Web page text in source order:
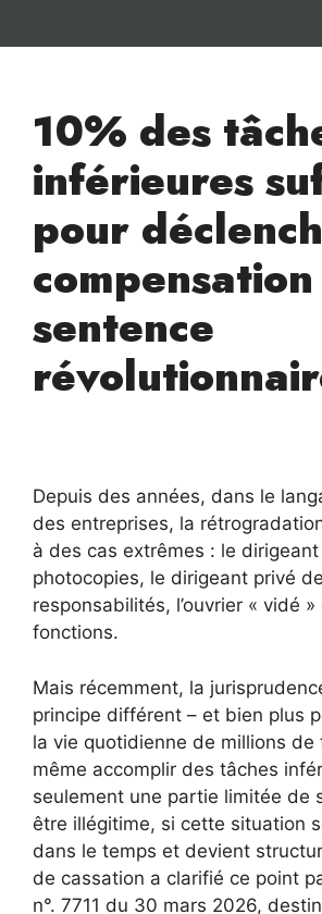
10% des
inférieures
pour
sentence
Depuis des années, dans le
des entreprises, la
à des cas extrêmes : le
photocopies, le dirigeant privé
responsabilités, l’ouvrier « vidé »
fonctions.
Mais récemment, la
principe différent – ​​et bien plus
la vie quotidienne de millions de
même accomplir des tâches
seulement une partie limitée de
être illégitime, si cette situation
dans le temps et devient
de cassation a clarifié ce point
n°. 7711 du 30 mars 2026,